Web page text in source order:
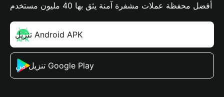
أفضل محفظة عملات مشفرة آمنة يثق بها 40 مليون مستخدم
تنزيل Android APK
تنزيل من Google Play